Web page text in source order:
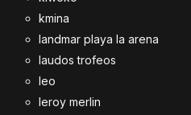
kmina
landmar playa la arena
laudos trofeos
leo
leroy merlin